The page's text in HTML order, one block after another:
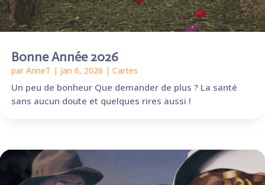
Bonne Année 2026
parAnneT | Jan 6, 2026 | Cartes
Un peu de bonheur Que demander de plus ? La santé
sans aucun doute et quelques rires aussi !